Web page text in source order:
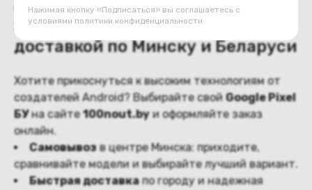
Нажимая кнопку «Подписаться» вы соглашаетесь с
условиями политики конфиденциальности
оператором Беларуси.
уникального режима «Астрофотография».
Закажите БУ Google Pixel с
доставкой по Минску и Беларуси
Хотите прикоснуться к высоким технологиям от
создателей Android? Выбирайте свой Google Pixel
БУна сайте100nout.byи оформляйте заказ
онлайн.
Самовывозв центре Минска: приходите,
сравнивайте модели и выбирайте лучший вариант.
Быстрая доставкапо городу и надежная